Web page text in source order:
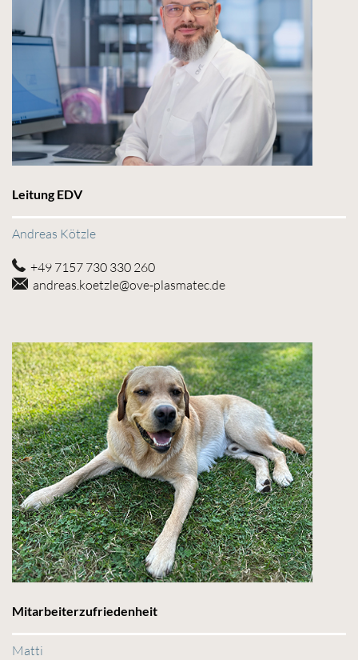
Leitung EDV
Andreas Kötzle
+49 7157 730 330 260
andreas.koetzle@ove-plasmatec.de
Mitarbeiterzufriedenheit
Matti